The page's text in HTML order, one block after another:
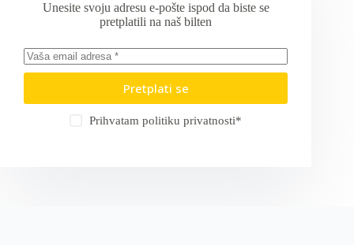
Unesite svoju adresu e-pošte ispod da biste se
pretplatili na naš bilten
Pretplati se
Prihvatampolitiku privatnosti*